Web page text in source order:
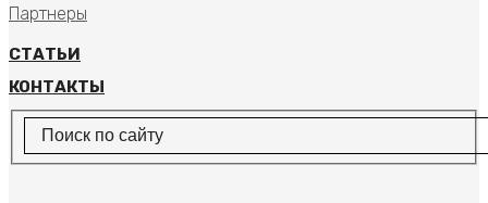
Партнеры
СТАТЬИ
КОНТАКТЫ